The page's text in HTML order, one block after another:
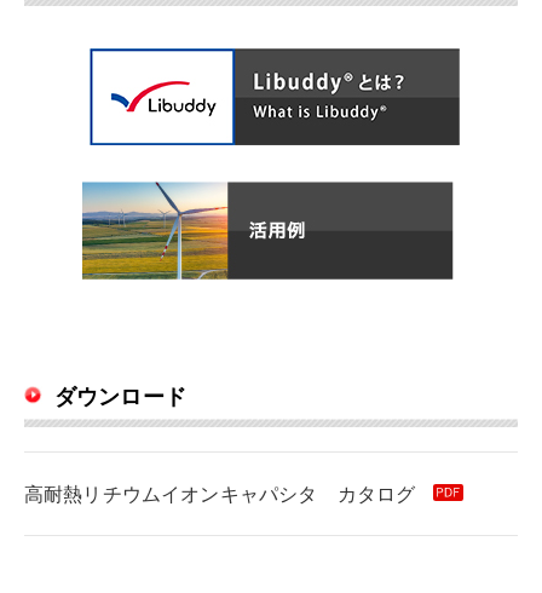
ダウンロード
高耐熱リチウムイオンキャパシタ カタログ